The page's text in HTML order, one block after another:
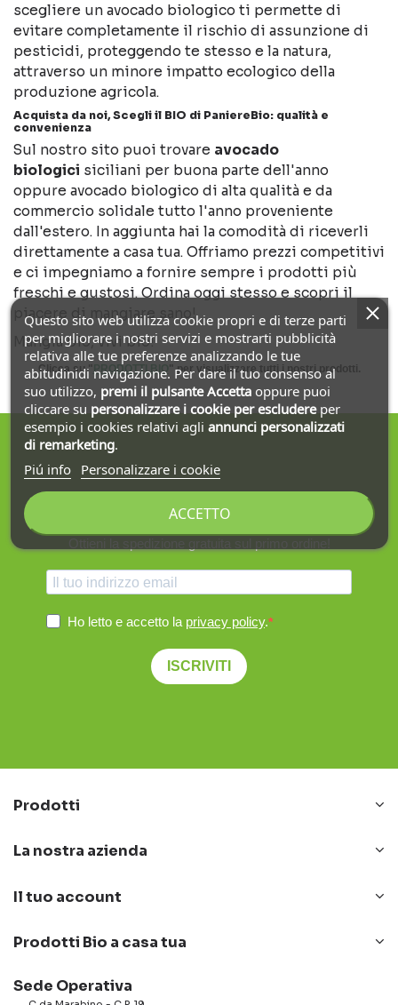
scegliere un avocado biologico ti permette di
evitare completamente il rischio di assunzione di
pesticidi, proteggendo te stesso e la natura,
attraverso un minore impatto ecologico della
produzione agricola.
Acquista da noi, Scegli il BIO di PaniereBio: qualità e
convenienza
Sul nostro sito puoi trovare avocado
biologici siciliani per buona parte dell'anno
oppure avocado biologico di alta qualità e da
commercio solidale tutto l'anno proveniente
dall'estero. In aggiunta hai la comodità di riceverli
direttamente a casa tua. Offriamo prezzi competitivi
e ci impegniamo a fornire sempre i prodotti più
freschi e gustosi. Ordina oggi stesso e scopri il
piacere di mangiare sano!
Mangia bio, vivi bio!
Clicca su " PRODOTTI BIO " per visualizzare tutti i nostri prodotti.
Iscriviti alla nostra newsletter
Ho letto e accetto la privacy policy.
ISCRIVITI
Prodotti
La nostra azienda
Il tuo account
Prodotti Bio a casa tua
Sede Operativa
Questo sito web utilizza cookie propri e di terze parti
per migliorare i nostri servizi e mostrarti pubblicità
relativa alle tue preferenze analizzando le tue
abitudinidi navigazione. Per dare il tuo consenso al
suo utilizzo, premi il pulsante Accettaoppure puoi
cliccare su personalizzare i cookie per escludereper
esempio i cookies relativi agli annunci personalizzati
di remarketing.
Piú info
Personalizzare i cookie
ACCETTO